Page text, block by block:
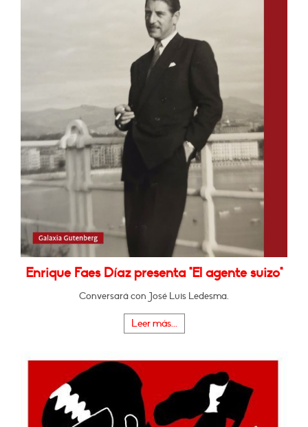
Enrique Faes Díaz presenta "El agente suizo"
Conversará con José Luis Ledesma.
Leer más...